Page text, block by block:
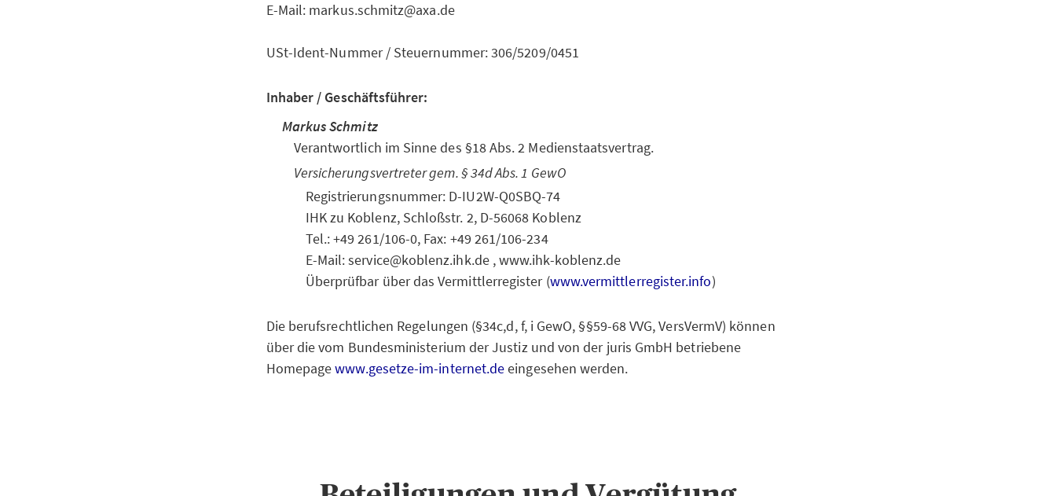
E-Mail: markus.schmitz@axa.de
USt-Ident-Nummer / Steuernummer: 306/5209/0451
Inhaber / Geschäftsführer:
Markus Schmitz
Verantwortlich im Sinne des §18 Abs. 2 Medienstaatsvertrag.
Versicherungsvertreter gem. § 34d Abs. 1 GewO
Registrierungsnummer: D-IU2W-Q0SBQ-74
IHK zu Koblenz, Schloßstr. 2, D-56068 Koblenz
Tel.: +49 261/106-0, Fax: +49 261/106-234
E-Mail: service@koblenz.ihk.de , www.ihk-koblenz.de
Überprüfbar über das Vermittlerregister (www.vermittlerregister.info)
Die berufsrechtlichen Regelungen (§34c,d, f, i GewO, §§59-68 VVG, VersVermV) können
über die vom Bundesministerium der Justiz und von der juris GmbH betriebene
Homepagewww.gesetze-im-internet.deeingesehen werden.